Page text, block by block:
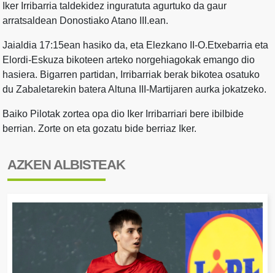
Iker Irribarria taldekidez inguratuta agurtuko da gaur
arratsaldean Donostiako Atano III.ean.
Jaialdia 17:15ean hasiko da, eta Elezkano II-O.Etxebarria eta
Elordi-Eskuza bikoteen arteko norgehiagokak emango dio
hasiera. Bigarren partidan, Irribarriak berak bikotea osatuko
du Zabaletarekin batera Altuna III-Martijaren aurka jokatzeko.
Baiko Pilotak zortea opa dio Iker Irribarriari bere ibilbide
berrian. Zorte on eta gozatu bide berriaz Iker.
AZKEN ALBISTEAK